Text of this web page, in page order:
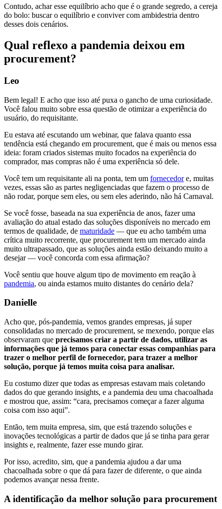
Contudo, achar esse equilíbrio acho que é o grande segredo, a cereja
do bolo: buscar o equilíbrio e conviver com ambidestria dentro
desses dois cenários.
Qual reflexo a pandemia deixou em
procurement?
Leo
Bem legal! E acho que isso até puxa o gancho de uma curiosidade.
Você falou muito sobre essa questão de otimizar a experiência do
usuário, do requisitante.
Eu estava até escutando um webinar, que falava quanto essa
tendência está chegando em procurement, que é mais ou menos essa
ideia: foram criados sistemas muito focados na experiência do
comprador, mas compras não é uma experiência só dele.
Você tem um requisitante ali na ponta, tem um fornecedore, muitas
vezes, essas são as partes negligenciadas que fazem o processo de
não rodar, porque sem eles, ou sem eles aderindo, não há Carnaval.
Se você fosse, baseada na sua experiência de anos, fazer uma
avaliação do atual estado das soluções disponíveis no mercado em
termos de qualidade, de maturidade — que eu acho também uma
crítica muito recorrente, que procurement tem um mercado ainda
muito ultrapassado, que as soluções ainda estão deixando muito a
desejar — você concorda com essa afirmação?
Você sentiu que houve algum tipo de movimento em reação à
pandemia, ou ainda estamos muito distantes do cenário dela?
Danielle
Acho que, pós-pandemia, vemos grandes empresas, já super
consolidadas no mercado de procurement, se mexendo, porque elas
observaram que precisamos criar a partir de dados, utilizar as
informações que já temos para conectar essas companhias para
trazer o melhor perfil de fornecedor, para trazer a melhor
solução, porque já temos muita coisa para analisar.
Eu costumo dizer que todas as empresas estavam mais coletando
dados do que gerando insights, e a pandemia deu uma chacoalhada
e mostrou que, assim: “cara, precisamos começar a fazer alguma
coisa com isso aqui”.
Então, tem muita empresa, sim, que está trazendo soluções e
inovações tecnológicas a partir de dados que já se tinha para gerar
insights e, realmente, fazer esse mundo girar.
Por isso, acredito, sim, que a pandemia ajudou a dar uma
chacoalhada sobre o que dá para fazer de diferente, o que ainda
podemos avançar nessa frente.
A identificação da melhor solução para procurement